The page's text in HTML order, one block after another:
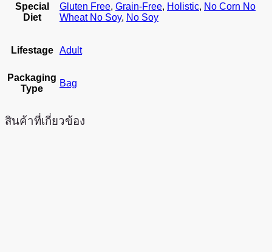
Special
Diet
Gluten Free, Grain-Free, Holistic, No Corn No
Wheat No Soy, No Soy
Lifestage Adult
Packaging
Type
Bag
สินค้าที่เกี่ยวข้อง